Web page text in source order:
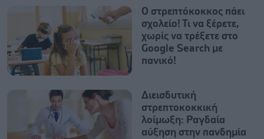
Ο στρεπτόκοκκος πάει
σχολείο! Τι να ξέρετε,
χωρίς να τρέξετε στο
Google Search με
πανικό!
Διεισδυτική
στρεπτοκοκκική
λοίμωξη: Ραγδαία
αύξηση στην πανδημία